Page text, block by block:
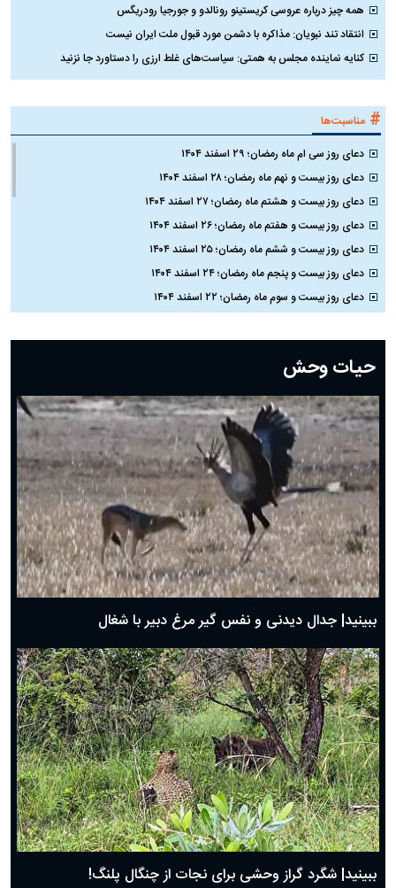
همه چیز درباره عروسی کریستینو رونالدو و جورجیا رودریگس
انتقاد تند نبویان: مذاکره با دشمن مورد قبول ملت ایران نیست
کنایه نماینده مجلس به همتی: سیاست‌های غلط ارزی را دستاورد جا نزنید
# مناسبت‌ها
دعای روز سی ام ماه رمضان؛ ۲۹ اسفند ۱۴۰۴
دعای روز بیست و نهم ماه رمضان؛ ۲۸ اسفند ۱۴۰۴
دعای روز بیست و هشتم ماه رمضان؛ ۲۷ اسفند ۱۴۰۴
دعای روز بیست و هفتم ماه رمضان؛ ۲۶ اسفند ۱۴۰۴
دعای روز بیست و ششم ماه رمضان؛ ۲۵ اسفند ۱۴۰۴
دعای روز بیست و پنجم ماه رمضان؛ ۲۴ اسفند ۱۴۰۴
دعای روز بیست و سوم ماه رمضان؛ ۲۲ اسفند ۱۴۰۴
دعای روز بیستم ماه رمضان؛ ۱۹ اسفند ۱۴۰۴
دعای روز هشتم ماه مبارک رمضان؛ ۷ اسفند ماه ۱۴۰۴
دعای روز هفتم ماه رمضان؛ ۶ اسفند ۱۴۰۴
دعای روز ششم ماه رمضان؛ ۵ اسفند ۱۴۰۴
دعای روز پنجم ماه رمضان؛ ۴ اسفند ۱۴۰۴
دعای روز چهارم ماه مبارک رمضان؛ ۳ اسفند ۱۴۰۴
دعای روز سوم ماه مبارک رمضان؛ ۱۴ اسفند ۱۴۰۴
دعای روز دوم ماه مبارک رمضان ۱ اسفند ماه ۱۴۰۴
دعای روز اول ماه مبارک رمضان، ۳۰ بهمن ۱۴۰۴
حضرت زینب(س) چگونه از دنیا رفت؟
بهترین پیامک تبریک روز پدر ۱۴۰۴؛ جملات زیبا و صمیمانه
حیات وحش
ببینید| جدال دیدنی و نفس گیر مرغ دبیر با شغال
ببینید| شگرد گراز وحشی برای نجات از چنگال پلنگ!